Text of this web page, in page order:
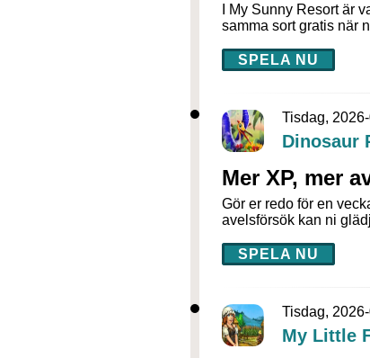
I My Sunny Resort är
samma sort gratis när
SPELA NU
Tisdag,
Dinosaur
Mer XP, mer
Gör er redo för en
avelsförsök kan ni
SPELA NU
Tisdag,
My Little